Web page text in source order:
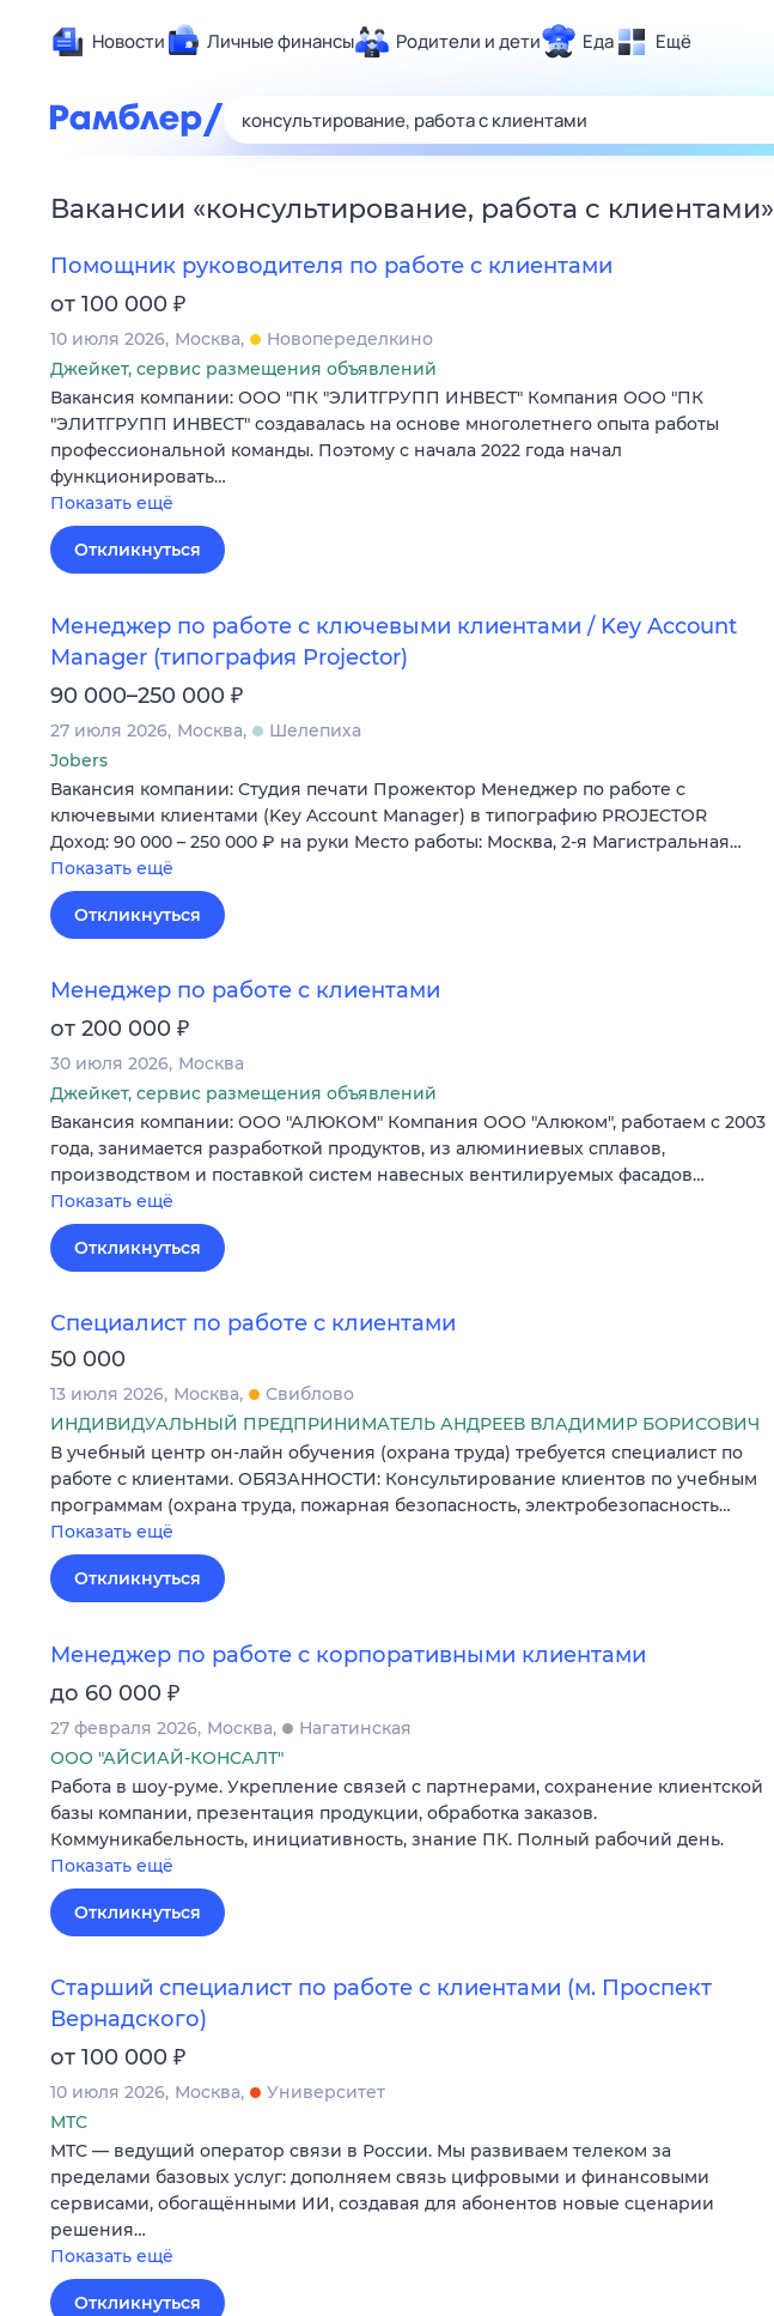
Новости Личные финансы Родители и дети Еда Ещё
Здоровье
Развлечения и отдых
Спорт
Карьера
Сберегаем вместе
Гороскопы
Вакансии «консультирование, работа с клиентами»
Помощник руководителя по работе с клиентами
от 100 000 ₽
10 июля 2026 Москва
Новопеределкино
Джейкет, сервис размещения объявлений
Вакансия компании: ООО "ПК "ЭЛИТГРУПП ИНВЕСТ" Компания ООО "ПК
"ЭЛИТГРУПП ИНВЕСТ" создавалась на основе многолетнего опыта работы
профессиональной команды. Поэтому с начала 2022 года начал
функционировать…
Показать ещё
Откликнуться
Менеджер по работе с ключевыми клиентами / Key Account
Manager (типография Projector)
90 000–250 000 ₽
27 июля 2026 Москва
Шелепиха
Jobers
Вакансия компании: Студия печати Прожектор Менеджер по работе с
ключевыми клиентами (Key Account Manager) в типографию PROJECTOR
Доход: 90 000 – 250 000 ₽ на руки Место работы: Москва, 2-я Магистральная…
Показать ещё
Откликнуться
Менеджер по работе c клиентами
от 200 000 ₽
30 июля 2026 Москва
Джейкет, сервис размещения объявлений
Вакансия компании: ООО "АЛЮКОМ" Компания ООО "Алюком", работаем с 2003
года, занимается разработкой продуктов, из алюминиевых сплавов,
производством и поставкой систем навесных вентилируемых фасадов…
Показать ещё
Откликнуться
Специалист по работе с клиентами
50 000
13 июля 2026 Москва
Свиблово
ИНДИВИДУАЛЬНЫЙ ПРЕДПРИНИМАТЕЛЬ АНДРЕЕВ ВЛАДИМИР БОРИСОВИЧ
В учебный центр он-лайн обучения (охрана труда) требуется специалист по
работе с клиентами. ОБЯЗАННОСТИ: Консультирование клиентов по учебным
программам (охрана труда, пожарная безопасность, электробезопасность…
Показать ещё
Откликнуться
Менеджер по работе с корпоративными клиентами
до 60 000 ₽
27 февраля 2026 Москва
Нагатинская
ООО "АЙСИАЙ-КОНСАЛТ"
Работа в шоу-руме. Укрепление связей с партнерами, сохранение клиентской
базы компании, презентация продукции, обработка заказов.
Коммуникабельность, инициативность, знание ПК. Полный рабочий день.
Показать ещё
Откликнуться
Старший специалист по работе с клиентами (м. Проспект
Вернадского)
от 100 000 ₽
10 июля 2026 Москва
Университет
МТС
МТС — ведущий оператор связи в России. Мы развиваем телеком за
пределами базовых услуг: дополняем связь цифровыми и финансовыми
сервисами, обогащёнными ИИ, создавая для абонентов новые сценарии
решения…
Показать ещё
Откликнуться